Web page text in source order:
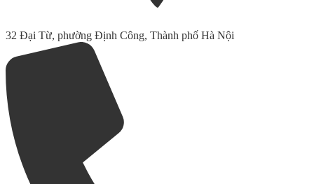
32 Đại Từ, phường Định Công, Thành phố Hà Nội